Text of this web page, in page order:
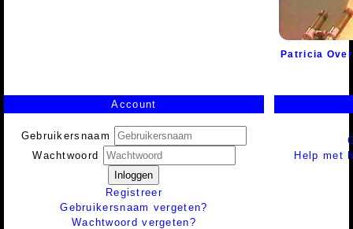
Patricia
Account
Gebruikersnaam
Wachtwoord
Inloggen
Registreer
Gebruikersnaam vergeten?
Wachtwoord vergeten?
Help met